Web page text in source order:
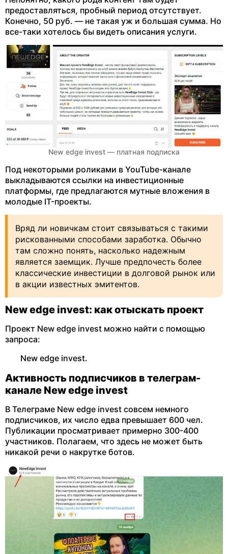
предоставляться, пробный период отсутствует.
Конечно, 50 руб. — не такая уж и большая сумма. Но
все-таки хотелось бы видеть описания услуги.
New edge invest — платная подписка
Под некоторыми роликами в YouTube-канале
выкладываются ссылки на инвестиционные
платформы, где предлагаются мутные вложения в
молодые IT-проекты.
Вряд ли новичкам стоит связываться с такими
рискованными способами заработка. Обычно
там сложно понять, насколько надежным
является заемщик. Лучше предпочесть более
классические инвестиции в долговой рынок или
в акции известных эмитентов.
New edge invest: как отыскать проект
Проект New edge invest можно найти с помощью
запроса:
New edge invest.
Активность подписчиков в телеграм-
канале New edge invest
В Телеграме New edge invest совсем немного
подписчиков, их число едва превышает 600 чел.
Публикации просматривает примерно 300-400
участников. Полагаем, что здесь не может быть
никакой речи о накрутке ботов.